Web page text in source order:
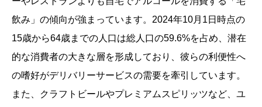
飲み」の傾向が強まっています。2024年10月1日時点の
15歳から64歳までの人口は総人口の59.6%を占め、潜在
的な消費者の大きな層を形成しており、彼らの利便性へ
の嗜好がデリバリーサービスの需要を牽引しています。
また、クラフトビールやプレミアムスピリッツなど、ユ